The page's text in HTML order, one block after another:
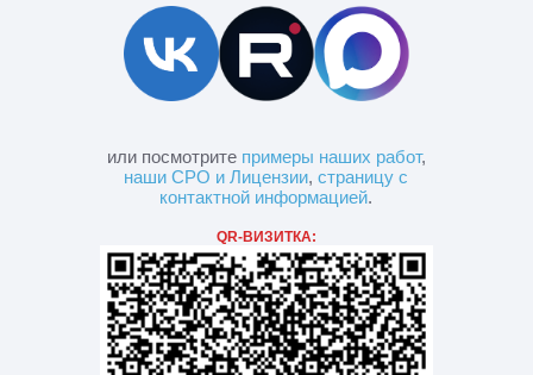
или посмотрите примеры наших работ,
наши СРО и Лицензии,страницу с
контактной информацией.
QR-ВИЗИТКА: